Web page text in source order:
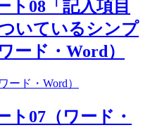
ト08「記入項目
いているシンプ
ード・Word）
ト07（ワード・